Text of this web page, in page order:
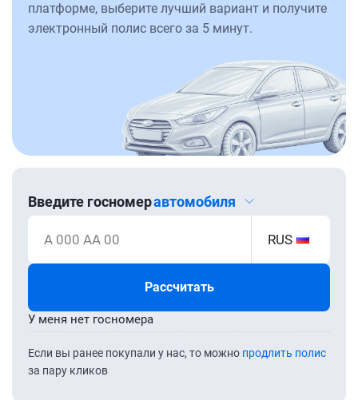
платформе, выберите лучший вариант и получите
электронный полис всего за 5 минут.
Введите госномеравтомобиля
А 000 АА 00 RUS
Рассчитать
Если вы ранее покупали у нас, то можно продлить полис
за пару кликов
У меня нет госномера